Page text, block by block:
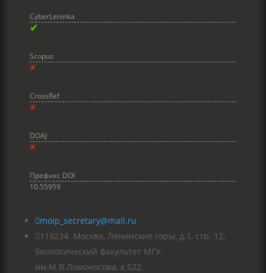
CyberLeninka
✔
Scopus
✘
CrossRef
✘
DOAJ
✘
Префикс DOI
10.55959
moip_secretary@mail.ru
119234. Москва, Ленинские горы, д.1, стр. 12,
биологический факультет МГУ
им.М.В.Ломоносова, к.522.